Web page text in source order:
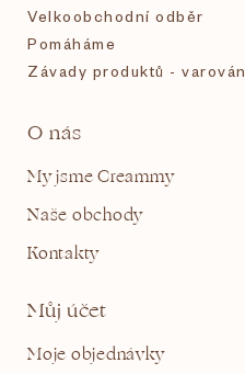
Velkoobchodní odběr
Pomáháme
Závady produktů -
O nás
My jsme Creammy
Naše obchody
Kontakty
Můj účet
Moje objednávky